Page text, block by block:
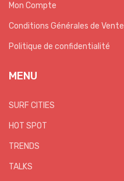
Mon Compte
Conditions Générales de Vente
Politique de confidentialité
MENU
SURF CITIES
HOT SPOT
TRENDS
TALKS